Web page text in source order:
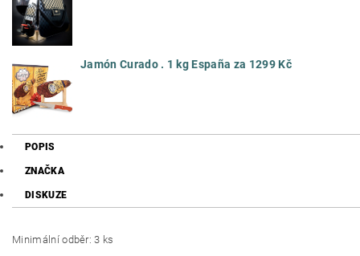
Jamón Curado . 1 kg España za 1299 Kč
POPIS
ZNAČKA
DISKUZE
Minimální odběr: 3 ks